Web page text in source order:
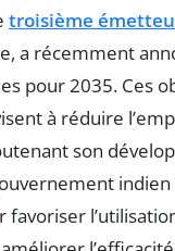
troisième
a récemment
pour 2035. Ces
à réduire
son
indien
favoriser